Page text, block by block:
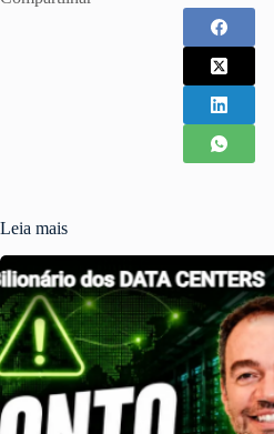
Leia mais